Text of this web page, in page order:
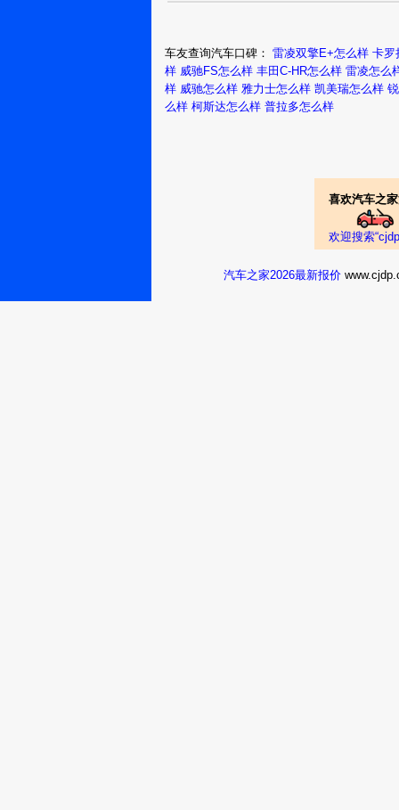
车友查询汽车口碑： 雷凌双擎E+怎么样 卡罗
样 威驰FS怎么样 丰田C-HR怎么样 雷凌怎么
样 威驰怎么样 雅力士怎么样 凯美瑞怎么样
么样 柯斯达怎么样 普拉多怎么样
喜欢汽车之
欢迎搜索
汽车之家2026最新报价